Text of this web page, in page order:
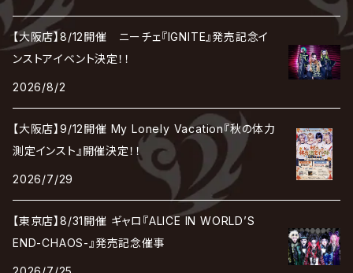
有村竜太朗
河村隆一
Chanty
Janne Da Arc
sugar
Jupiter
JILUKA
TAKE NO BREAK
DEZERT
deadman
DEVILOOF
DuelJewel
Dolly
TЯicKY
ビバラッシュ
Plastic Tree
Frantic EMIRY
Blu-BiLLioN
BULL FIELD
BREAKERZ
HELLBROTH / ヘルブロス
The Benjamin
摩天楼オペラ
THE MADNA
MAMA.
まみれた / MAMIRETA
MALICE MIZER
美良政次
MIRAGE
最上川司
La'veil MizeriA
LAB.THE BASEMENT / ラボ ザ ベヰスメント
RENAME
LIBRAVEL / リブラヴェル
Lill
RE:INa
LUNA SEA
the Raid.
REIGN
RAZOR
LSN / The LEGENDARY SIX NINE
Royz
Rorschach.inc
ロマン急行
【大阪店】8/12開催 ニーチェ『IGNITE』発売記念イ
ンストアイベント決定！！
2026/8/2
【大阪店】9/12開催 My Lonely Vacation『秋の体力
測定インスト』開催決定！！
2026/7/29
【東京店】8/31開催 ギャロ『ALICE IN WORLD’S
END-CHAOS-』発売記念催事